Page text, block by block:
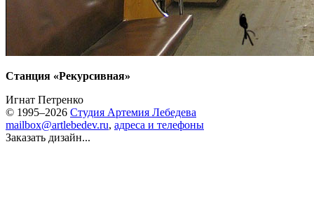
Станция «Рекурсивная»
Игнат Петренко
© 1995–2026 Студия Артемия Лебедева
mailbox@artlebedev.ru, адреса и телефоны
Заказать дизайн...